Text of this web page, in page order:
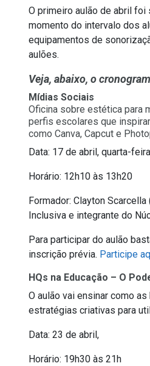
O primeiro aulão de abril foi
momento do intervalo dos
equipamentos de
aulões.
Veja, abaixo, o
Mídias Sociais
Oficina sobre estética para
perfis escolares que
como Canva, Capcut e
Data: 17 de abril, quarta-feira
Horário: 12h10 às 13h20
Formador: Clayton
Inclusiva e integrante do
Para participar do aulão
inscrição prévia. Participe
HQs na Educação – O
O aulão vai ensinar como
estratégias criativas para
Data: 23 de abril,
Horário: 19h30 às 21h